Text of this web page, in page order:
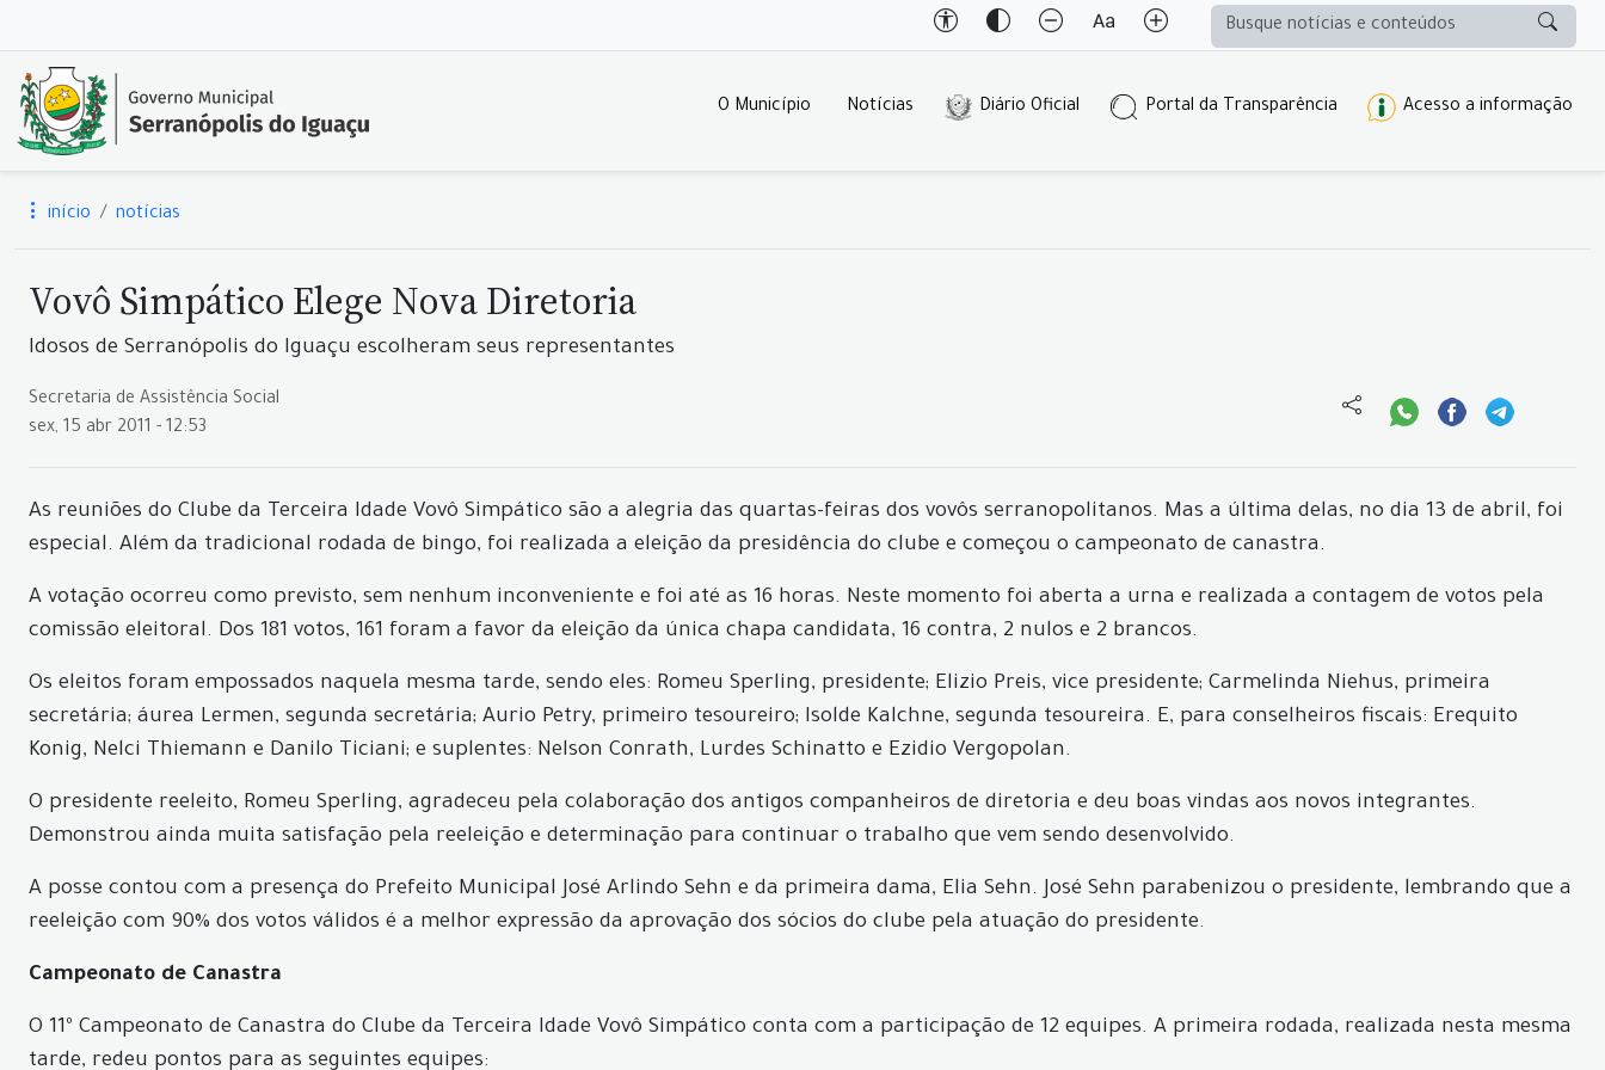
O Município Notícias Diário Oficial Portal da Transparência Acesso a informação
início notícias
Vovô Simpático Elege Nova Diretoria
Idosos de Serranópolis do Iguaçu escolheram seus representantes
Secretaria de Assistência Social
sex, 15 abr 2011 - 12:53
As reuniões do Clube da Terceira Idade Vovô Simpático são a alegria das quartas-feiras dos vovôs serranopolitanos. Mas a última delas, no dia 13 de abril, foi
especial. Além da tradicional rodada de bingo, foi realizada a eleição da presidência do clube e começou o campeonato de canastra.
A votação ocorreu como previsto, sem nenhum inconveniente e foi até as 16 horas. Neste momento foi aberta a urna e realizada a contagem de votos pela
comissão eleitoral. Dos 181 votos, 161 foram a favor da eleição da única chapa candidata, 16 contra, 2 nulos e 2 brancos.
Os eleitos foram empossados naquela mesma tarde, sendo eles: Romeu Sperling, presidente; Elizio Preis, vice presidente; Carmelinda Niehus, primeira
secretária; áurea Lermen, segunda secretária; Aurio Petry, primeiro tesoureiro; Isolde Kalchne, segunda tesoureira. E, para conselheiros fiscais: Erequito
Konig, Nelci Thiemann e Danilo Ticiani; e suplentes: Nelson Conrath, Lurdes Schinatto e Ezidio Vergopolan.
O presidente reeleito, Romeu Sperling, agradeceu pela colaboração dos antigos companheiros de diretoria e deu boas vindas aos novos integrantes.
Demonstrou ainda muita satisfação pela reeleição e determinação para continuar o trabalho que vem sendo desenvolvido.
A posse contou com a presença do Prefeito Municipal José Arlindo Sehn e da primeira dama, Elia Sehn. José Sehn parabenizou o presidente, lembrando que a
reeleição com 90% dos votos válidos é a melhor expressão da aprovação dos sócios do clube pela atuação do presidente.
Campeonato de Canastra
O 11º Campeonato de Canastra do Clube da Terceira Idade Vovô Simpático conta com a participação de 12 equipes. A primeira rodada, realizada nesta mesma
tarde, redeu pontos para as seguintes equipes: